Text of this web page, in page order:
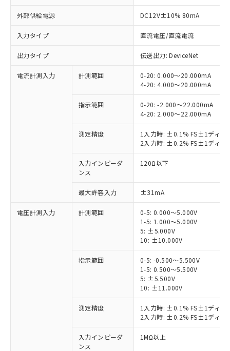
外部供給電源 DC12V±10% 80mA
入力タイプ 直流電圧/直流電流
出力タイプ 伝送出力: DeviceNet
電流計測入力 計測範囲
0-20: 0.000～20.000mA
4-20: 4.000～20.000mA
指示範囲
0-20: -2.000～22.000mA
4-20: 2.000～22.000mA
測定精度
1入力時: ±0.1% FS±1ディジ
2入力時: ±0.2% FS±1ディジ
入力インピーダ
ンス
120Ω以下
最大許容入力 ±31mA
電圧計測入力 計測範囲
0-5: 0.000～5.000V
1-5: 1.000～5.000V
5: ±5.000V
10: ±10.000V
指示範囲
0-5: -0.500～5.500V
1-5: 0.500～5.500V
5: ±5.500V
10: ±11.000V
測定精度
1入力時: ±0.1% FS±1ディジ
2入力時: ±0.2% FS±1ディジ
入力インピーダ
ンス
1MΩ以上